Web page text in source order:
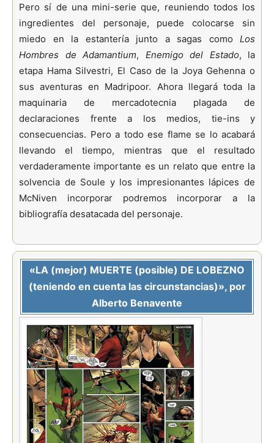
Pero sí de una mini-serie que, reuniendo todos los
ingredientes del personaje, puede colocarse sin
miedo en la estantería junto a sagas como Los
Hombres de Adamantium, Enemigo del Estado, la
etapa Hama Silvestri, El Caso de la Joya Gehenna o
sus aventuras en Madripoor. Ahora llegará toda la
maquinaria de mercadotecnia plagada de
declaraciones frente a los medios, tie-ins y
consecuencias. Pero a todo ese flame se lo acabará
llevando el tiempo, mientras que el resultado
verdaderamente importante es un relato que entre la
solvencia de Soule y los impresionantes lápices de
McNiven incorporar podremos incorporar a la
bibliografía desatacada del personaje.
«LA (mejor) MUERTE (posible) DE LOBEZNO
(teniendo en cuenta las circunstancias)», por
Alberto Benavente